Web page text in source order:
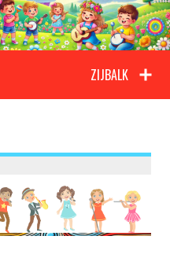
ZIJBALK